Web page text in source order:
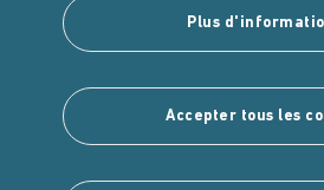
Suivez-nous
Plus
Accepter tous les